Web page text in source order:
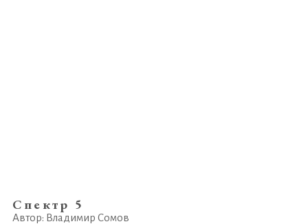
Спектр 5
Автор: Владимир Сомов